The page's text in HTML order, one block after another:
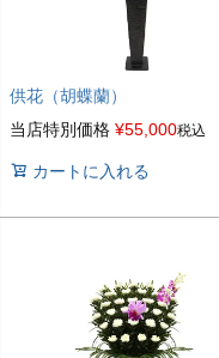
供花（胡蝶蘭）
当店特別価格 ¥55,000税込
カートに入れる